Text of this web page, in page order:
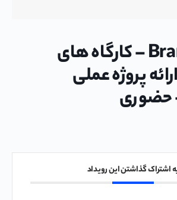
Brand DBA III – کارگاه های
پروژه عملی
حضوری
اشتراک گذاشتن این رویداد